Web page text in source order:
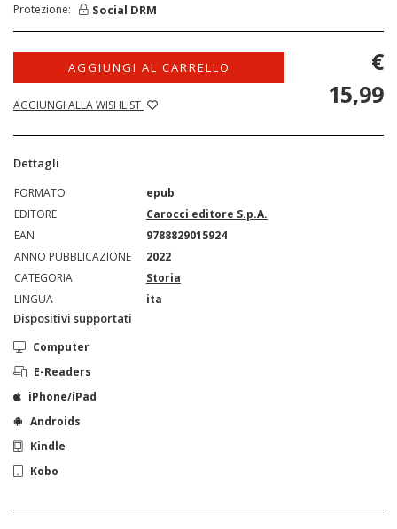
Protezione: Social DRM
AGGIUNGI AL CARRELLO
AGGIUNGI ALLA WISHLIST
€
15,99
Dettagli
FORMATO
epub
EDITORE
Carocci editore S.p.A.
EAN
9788829015924
ANNO PUBBLICAZIONE
2022
CATEGORIA
Storia
LINGUA
ita
Dispositivi supportati
Computer
E-Readers
iPhone/iPad
Androids
Kindle
Kobo